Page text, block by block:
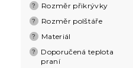
? Rozměr přikrývky
? Rozměr polštáře
? Materiál
?
Doporučená teplota
praní